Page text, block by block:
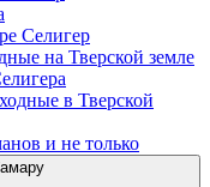
Селигер
на Тверской земле
в Тверской
и не только